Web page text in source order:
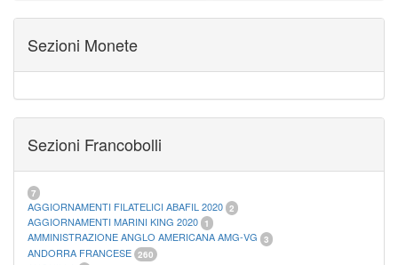
ALBUM PER CARTAMONETA 1
CARTELLE FILATELICHE MARINI
21
FOGLI FILATELICI VATICANO 37
FOGLI MARINI PERIODI SEPARATI VATICANO
MATERIALE FILATELICO MARINI 33
RACCOGLITORI XL
Sezioni Monete
Sezioni Francobolli
7
AGGIORNAMENTI FILATELICI ABAFIL 2020 2
AGGIORNAMENTI MARINI KING 2020 1
AMMINISTRAZIONE ANGLO AMERICANA AMG-VG 3
ANDORRA FRANCESE 260